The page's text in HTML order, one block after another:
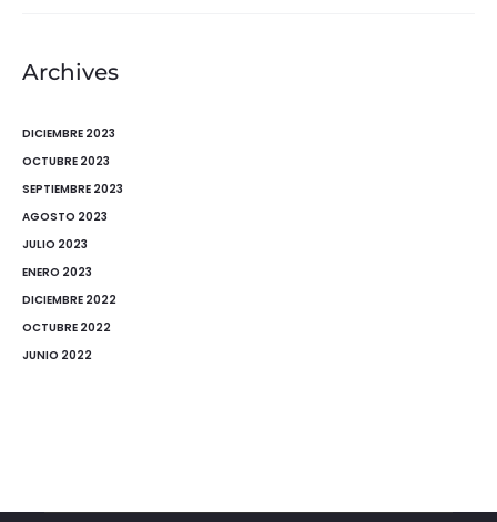
Archives
DICIEMBRE 2023
OCTUBRE 2023
SEPTIEMBRE 2023
AGOSTO 2023
JULIO 2023
ENERO 2023
DICIEMBRE 2022
OCTUBRE 2022
JUNIO 2022